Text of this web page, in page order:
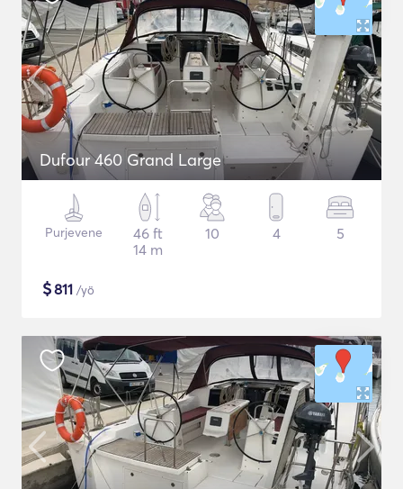
Dufour 460 Grand Large
Purjevene
46 ft
14 m
10 4 5
$811 /yö